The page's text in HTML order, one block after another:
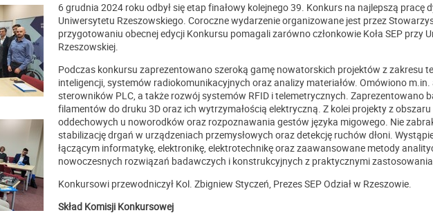
6 grudnia 2024 roku odbył się etap finałowy kolejnego 39. Konkurs na najlepszą
Uniwersytetu Rzeszowskiego. Coroczne wydarzenie organizowane jest przez
przygotowaniu obecnej edycji Konkursu pomagali zarówno członkowie Koła SEP przy
Rzeszowskiej.
Podczas konkursu zaprezentowano szeroką gamę nowatorskich projektów z zakresu
inteligencji, systemów radiokomunikacyjnych oraz analizy materiałów. Omówiono
sterowników PLC, a także rozwój systemów RFID i telemetrycznych. Zaprezentowano
filamentów do druku 3D oraz ich wytrzymałością elektryczną. Z kolei projekty z
oddechowych u noworodków oraz rozpoznawania gestów języka migowego. Nie
stabilizację drgań w urządzeniach przemysłowych oraz detekcję ruchów dłoni.
łączącym informatykę, elektronikę, elektrotechnikę oraz zaawansowane metody
nowoczesnych rozwiązań badawczych i konstrukcyjnych z praktycznymi
Konkursowi przewodniczył Kol. Zbigniew Styczeń, Prezes SEP Odział w Rzeszowie.
Skład Komisji Konkursowej